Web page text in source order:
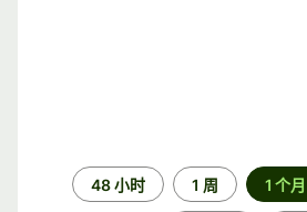
48 小时 1 周 1 个月